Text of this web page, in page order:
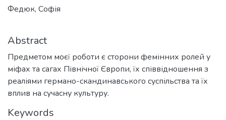
Федюк, Софія
Abstract
Предметом моєї роботи є сторони фемінних ролей у
міфах та сагах Північної Європи, їх співвідношення з
реаліями германо-скандинавського суспільства та їх
вплив на сучасну культуру.
Keywords